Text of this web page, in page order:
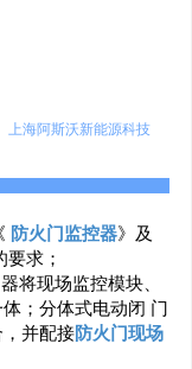
上海阿斯沃新能源科技
防火门监控器》及
求；
将现场监控模块、
；分体式电动闭 门
并配接防火门现场